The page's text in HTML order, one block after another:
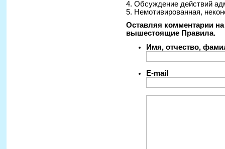
4. Обсуждение действий
5. Немотивированная,
Оставляя комментарии
вышестоящие Правила.
Имя, отчество,
E-mail